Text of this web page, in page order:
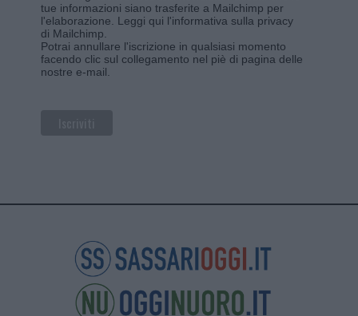
tue informazioni siano trasferite a Mailchimp per
l'elaborazione. Leggi qui l'informativa sulla privacy
di Mailchimp
Potrai annullare l'iscrizione in qualsiasi momento
facendo clic sul collegamento nel piè di pagina delle
nostre e-mail.